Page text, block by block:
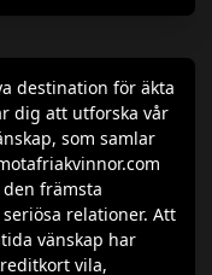
destination för äkta
dig att utforska vår
som samlar
främsta
relationer. Att
vänskap har
vila,